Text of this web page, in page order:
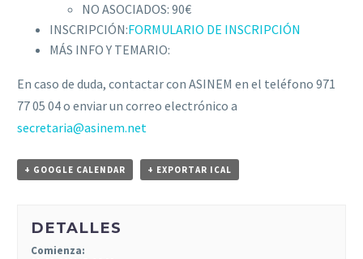
NO ASOCIADOS: 90€
INSCRIPCIÓN:FORMULARIO DE INSCRIPCIÓN
MÁS INFO Y TEMARIO:
En caso de duda, contactar con ASINEM en el teléfono 971
77 05 04 o enviar un correo electrónico a
secretaria@asinem.net
+ GOOGLE CALENDAR + EXPORTAR ICAL
DETALLES
Comienza: